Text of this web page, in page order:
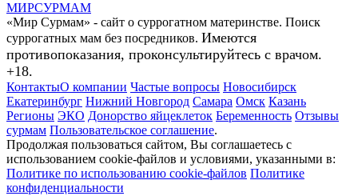
МИРСУРМАМ
«Мир Сурмам» - сайт о суррогатном материнстве. Поиск
суррогатных мам без посредников. Имеются
противопоказания, проконсультируйтесь с врачом.
+18.
КонтактыО компании Частые вопросы Новосибирск
Екатеринбург Нижний Новгород Самара Омск Казань
Регионы ЭКО Донорство яйцеклеток Беременность Отзывы
сурмам Пользовательское соглашение.
Продолжая пользоваться сайтом, Вы соглашаетесь с
использованием cookie-файлов и условиями, указанными в:
Политике по использованию cookie-файлов Политике
конфиденциальности